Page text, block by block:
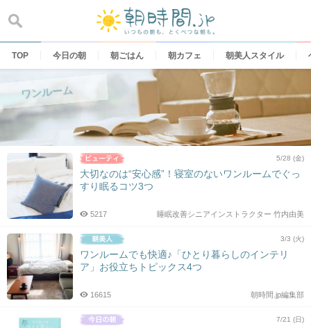
content
TOP 今日の朝 朝ごはん 朝カフェ 朝美人スタイル
ワンルーム
5/28 (金)
大切なのは“安心感”！寝室のないワンルームでぐっ
すり眠るコツ3つ
睡眠改善シニアインストラクター 竹内由美
5217
3/3 (火)
ワンルームでも快適♪「ひとり暮らしのインテリ
ア」お役立ちトピックス4つ
朝時間.jp編集部
16615
7/21 (日)